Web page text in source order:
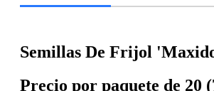
Semillas De Frijol
Precio por paquete de 20